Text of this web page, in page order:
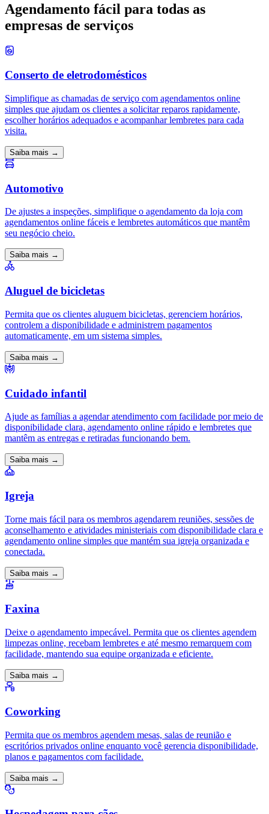
Agendamento fácil para todas as
empresas de serviços
Conserto de eletrodomésticos
Simplifique as chamadas de serviço com agendamentos online
simples que ajudam os clientes a solicitar reparos rapidamente,
escolher horários adequados e acompanhar lembretes para cada
visita.
Saiba mais →
Automotivo
De ajustes a inspeções, simplifique o agendamento da loja com
agendamentos online fáceis e lembretes automáticos que mantêm
seu negócio cheio.
Saiba mais →
Aluguel de bicicletas
Permita que os clientes aluguem bicicletas, gerenciem horários,
controlem a disponibilidade e administrem pagamentos
automaticamente, em um sistema simples.
Saiba mais →
Cuidado infantil
Ajude as famílias a agendar atendimento com facilidade por meio de
disponibilidade clara, agendamento online rápido e lembretes que
mantêm as entregas e retiradas funcionando bem.
Saiba mais →
Igreja
Torne mais fácil para os membros agendarem reuniões, sessões de
aconselhamento e atividades ministeriais com disponibilidade clara e
agendamento online simples que mantém sua igreja organizada e
conectada.
Saiba mais →
Faxina
Deixe o agendamento impecável. Permita que os clientes agendem
limpezas online, recebam lembretes e até mesmo remarquem com
facilidade, mantendo sua equipe organizada e eficiente.
Saiba mais →
Coworking
Permita que os membros agendem mesas, salas de reunião e
escritórios privados online enquanto você gerencia disponibilidade,
planos e pagamentos com facilidade.
Saiba mais →